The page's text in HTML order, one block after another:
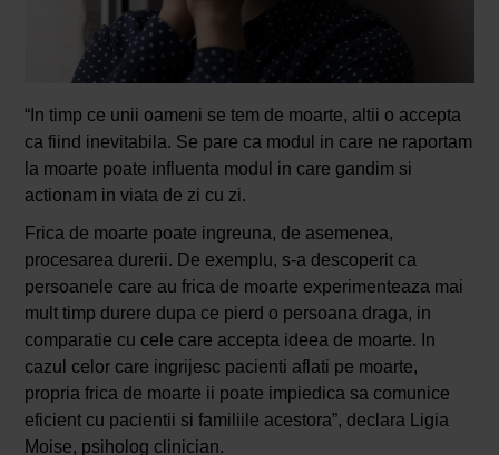
“In timp ce unii oameni se tem de moarte, altii o accepta
ca fiind inevitabila. Se pare ca modul in care ne raportam
la moarte poate influenta modul in care gandim si
actionam in viata de zi cu zi.
Frica de moarte poate ingreuna, de asemenea,
procesarea durerii. De exemplu, s-a descoperit ca
persoanele care au frica de moarte experimenteaza mai
mult timp durere dupa ce pierd o persoana draga, in
comparatie cu cele care accepta ideea de moarte. In
cazul celor care ingrijesc pacienti aflati pe moarte,
propria frica de moarte ii poate impiedica sa comunice
eficient cu pacientii si familiile acestora”, declara Ligia
Moise, psiholog clinician.